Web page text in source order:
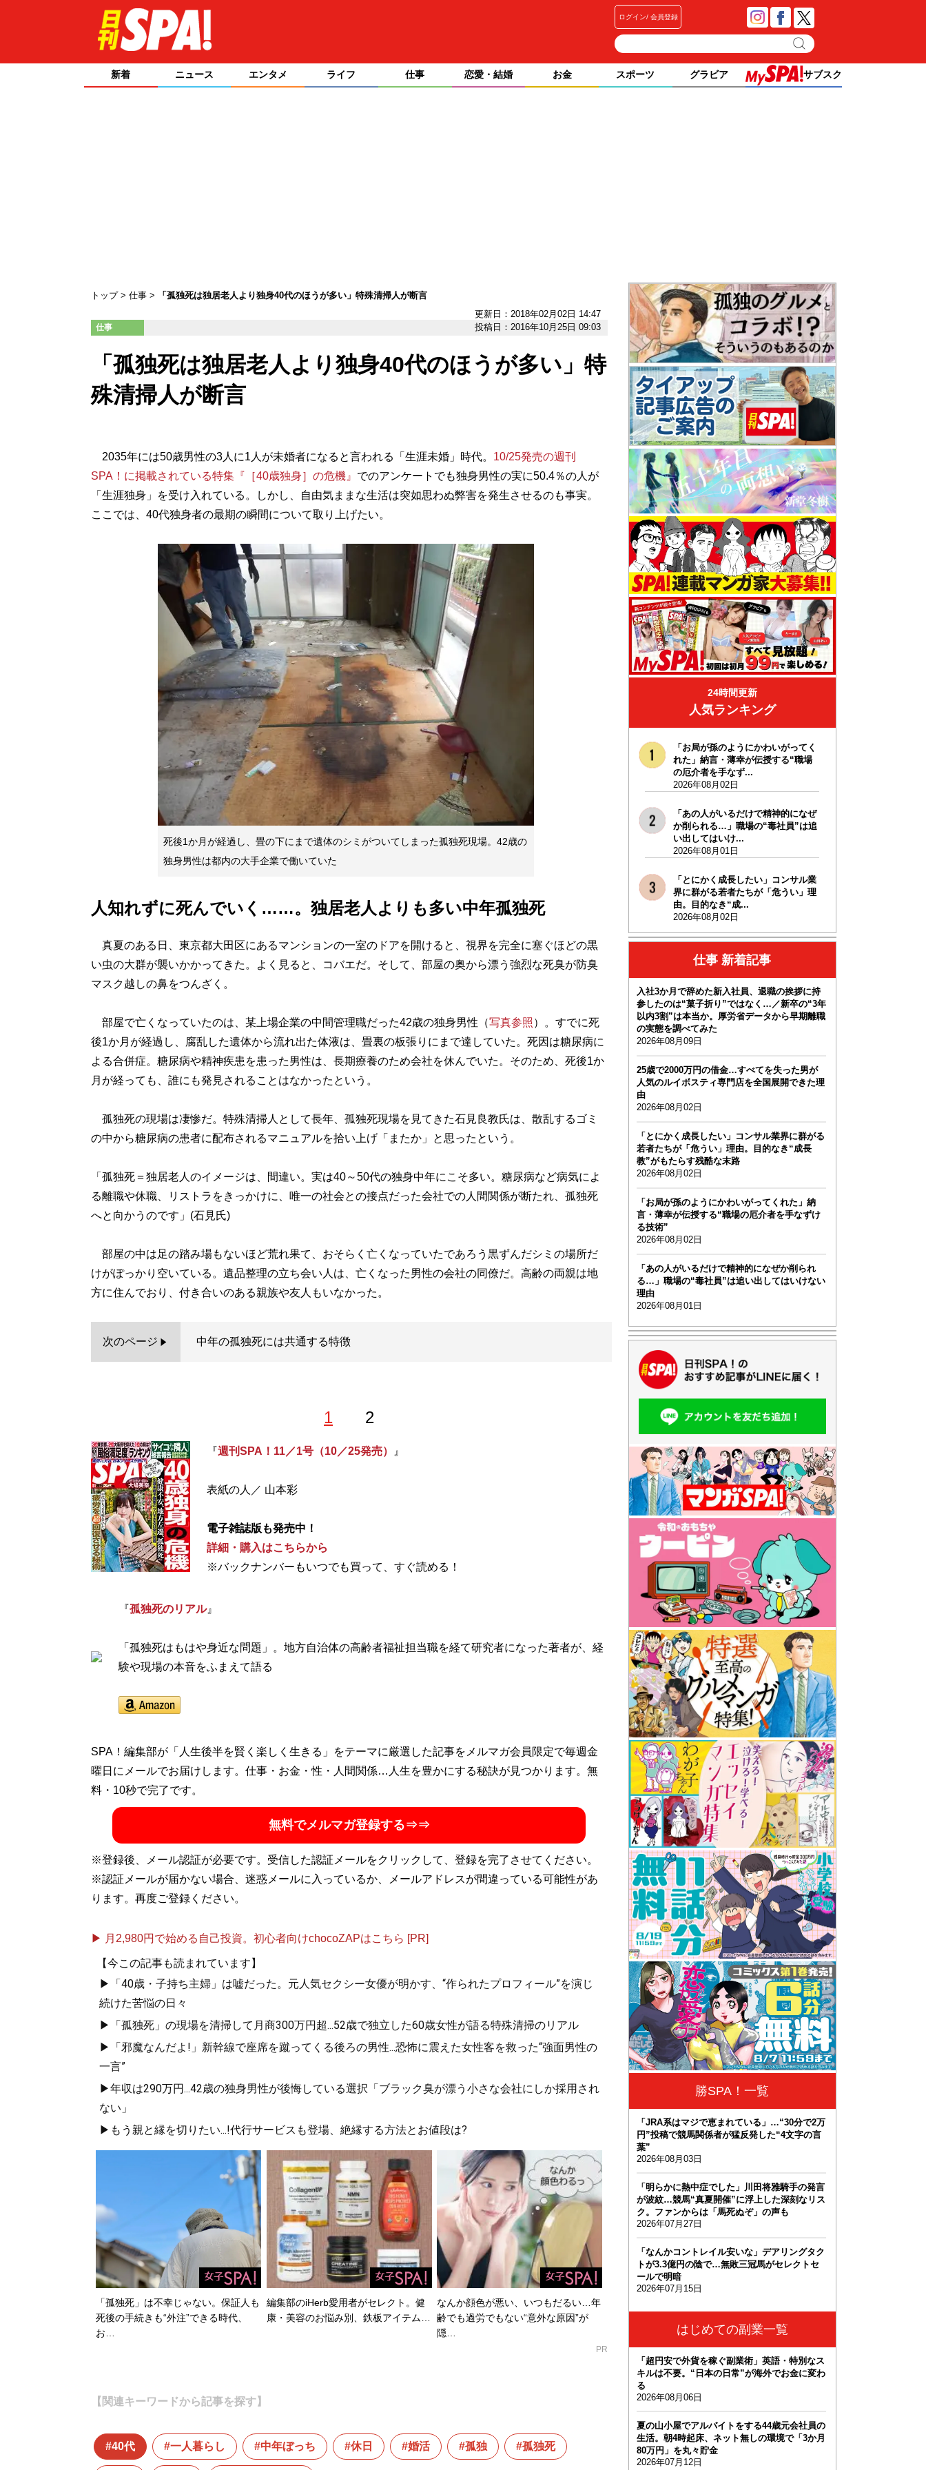
ログイン 会員登録
新着 ニュース エンタメ ライフ 仕事 恋愛・結婚 お金 スポーツ グラビア サブスク
トップ 仕事
「孤独死は独居老人より独身40代のほうが多い」特殊清掃人が断言
更新日：2018年02月02日 14:47
仕事 投稿日：2016年10月25日 09:03
「孤独死は独居老人より独身40代のほうが多い」特
殊清掃人が断言
2035年には50歳男性の3人に1人が未婚者になると言われる「生涯未婚」時代。 10/25発売の週刊
SPA！に掲載されている特集『［40歳独身］の危機』 でのアンケートでも独身男性の実に50.4％の人が
「生涯独身」を受け入れている。しかし、自由気ままな生活は突如思わぬ弊害を発生させるのも事実。
ここでは、40代独身者の最期の瞬間について取り上げたい。
死後1か月が経過し、畳の下にまで遺体のシミがついてしまった孤独死現場。42歳の
独身男性は都内の大手企業で働いていた
人知れずに死んでいく……。独居老人よりも多い中年孤独死
真夏のある日、東京都大田区にあるマンションの一室のドアを開けると、視界を完全に塞ぐほどの黒
い虫の大群が襲いかかってきた。よく見ると、コバエだ。そして、部屋の奥から漂う強烈な死臭が防臭
マスク越しの鼻をつんざく。
部屋で亡くなっていたのは、某上場企業の中間管理職だった42歳の独身男性（写真参照）。すでに死
後1か月が経過し、腐乱した遺体から流れ出た体液は、畳裏の板張りにまで達していた。死因は糖尿病に
よる合併症。糖尿病や精神疾患を患った男性は、長期療養のため会社を休んでいた。そのため、死後1か
月が経っても、誰にも発見されることはなかったという。
孤独死の現場は凄惨だ。特殊清掃人として長年、孤独死現場を見てきた石見良教氏は、散乱するゴミ
の中から糖尿病の患者に配布されるマニュアルを拾い上げ「またか」と思ったという。
「孤独死＝独居老人のイメージは、間違い。実は40～50代の独身中年にこそ多い。糖尿病など病気によ
る離職や休職、リストラをきっかけに、唯一の社会との接点だった会社での人間関係が断たれ、孤独死
へと向かうのです」(石見氏)
部屋の中は足の踏み場もないほど荒れ果て、おそらく亡くなっていたであろう黒ずんだシミの場所だ
けがぽっかり空いている。遺品整理の立ち会い人は、亡くなった男性の会社の同僚だ。高齢の両親は地
方に住んでおり、付き合いのある親族や友人もいなかった。
次のページ 中年の孤独死には共通する特徴
1 2
『週刊SPA！11／1号（10／25発売） 』
表紙の人／ 山本彩
電子雑誌版も発売中！
詳細・購入はこちらから
※バックナンバーもいつでも買って、すぐ読める！
『孤独死のリアル』
「孤独死はもはや身近な問題」。地方自治体の高齢者福祉担当職を経て研究者になった著者が、経
験や現場の本音をふまえて語る
SPA！編集部が「人生後半を賢く楽しく生きる」をテーマに厳選した記事をメルマガ会員限定で毎週金
曜日にメールでお届けします。仕事・お金・性・人間関係…人生を豊かにする秘訣が見つかります。無
料・10秒で完了です。
無料でメルマガ登録する⇒⇒
※登録後、メール認証が必要です。受信した認証メールをクリックして、登録を完了させてください。
※認証メールが届かない場合、迷惑メールに入っているか、メールアドレスが間違っている可能性があ
ります。再度ご登録ください。
▶ 月2,980円で始める自己投資。初心者向けchocoZAPはこちら [PR]
【今この記事も読まれています】
▶「40歳・子持ち主婦」は嘘だった。元人気セクシー女優が明かす、“作られたプロフィール”を演じ
続けた苦悩の日々
▶「孤独死」の現場を清掃して月商300万円超...52歳で独立した60歳女性が語る特殊清掃のリアル
▶「邪魔なんだよ!」新幹線で座席を蹴ってくる後ろの男性...恐怖に震えた女性客を救った“強面男性の
一言”
▶年収は290万円...42歳の独身男性が後悔している選択「ブラック臭が漂う小さな会社にしか採用され
ない」
▶もう親と縁を切りたい...!代行サービスも登場、絶縁する方法とお値段は?
「孤独死」は不幸じゃない。保証人も
死後の手続きも“外注”できる時代、
お…
編集部のiHerb愛用者がセレクト。健
康・美容のお悩み別、鉄板アイテム…
なんか顔色が悪い、いつもだるい…年
齢でも過労でもない“意外な原因”が
隠…
PR
【関連キーワードから記事を探す】
40代 一人暮らし 中年ぼっち 休日 婚活 孤独 孤独死
24時間更新
人気ランキング
「お局が孫のようにかわいがってく
れた」納言・薄幸が伝授する“職場
の厄介者を手なず...
2026年08月02日
「あの人がいるだけで精神的になぜ
か削られる…」職場の“毒社員”は追
い出してはいけ...
2026年08月01日
「とにかく成長したい」コンサル業
界に群がる若者たちが「危うい」理
由。目的なき“成...
2026年08月02日
仕事 新着記事
入社3か月で辞めた新入社員、退職の挨拶に持
参したのは“菓子折り”ではなく…／新卒の“3年
以内3割”は本当か。厚労省データから早期離職
の実態を調べてみた
2026年08月09日
25歳で2000万円の借金…すべてを失った男が
人気のルイボスティ専門店を全国展開できた理
由
2026年08月02日
「とにかく成長したい」コンサル業界に群がる
若者たちが「危うい」理由。目的なき“成長
教”がもたらす残酷な末路
2026年08月02日
「お局が孫のようにかわいがってくれた」納
言・薄幸が伝授する“職場の厄介者を手なずけ
る技術”
2026年08月02日
「あの人がいるだけで精神的になぜか削られ
る…」職場の“毒社員”は追い出してはいけない
理由
2026年08月01日
勝SPA！一覧
「JRA系はマジで恵まれている」…“30分で2万
円”投稿で競馬関係者が猛反発した“4文字の言
葉”
2026年08月03日
「明らかに熱中症でした」川田将雅騎手の発言
が波紋…競馬“真夏開催”に浮上した深刻なリス
ク。ファンからは「馬死ぬぞ」の声も
2026年07月27日
「なんかコントレイル安いな」デアリングタク
トが3.3億円の陰で…無敗三冠馬がセレクトセ
ールで明暗
2026年07月15日
はじめての副業一覧
「超円安で外貨を稼ぐ副業術」英語・特別なス
キルは不要。“日本の日常”が海外でお金に変わ
る
2026年08月06日
夏の山小屋でアルバイトをする44歳元会社員の
生活。朝4時起床、ネット無しの環境で「3か月
80万円」を丸々貯金
2026年07月12日